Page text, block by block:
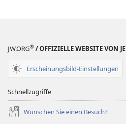
JW.ORG® / OFFIZIELLE WEBSITE VON
Erscheinungsbild-Einstellungen
Schnellzugriffe
Wünschen Sie einen Besuch?